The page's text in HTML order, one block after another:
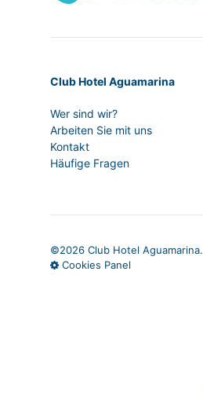
Club Hotel Aguamarina
Wer sind wir?
Arbeiten Sie mit uns
Kontakt
Häufige Fragen
©2026 Club Hotel Aguamarina.
Cookies Panel